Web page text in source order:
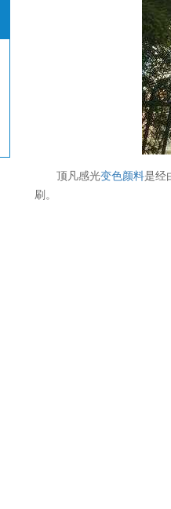
顶凡感光变色颜料是经
刷。